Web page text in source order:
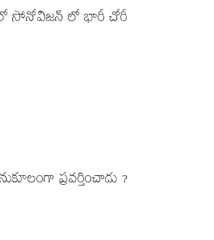
సోనోవిజన్ లో భారీ చోరీ
ప్రవర్తించాడు ?